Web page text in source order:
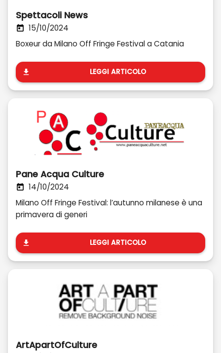
Spettacoli News
15/10/2024
Boxeur da Milano Off Fringe Festival a Catania
LEGGI ARTICOLO
Pane Acqua Culture
14/10/2024
Milano Off Fringe Festival: l’autunno milanese è una
primavera di generi
LEGGI ARTICOLO
ArtApartOfCulture